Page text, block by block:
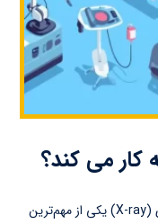
می کند؟
نحوه کار دستگاه ایکس ری دستگاه‌ ایکس ری (X-ray) یکی از مهم‌ترین